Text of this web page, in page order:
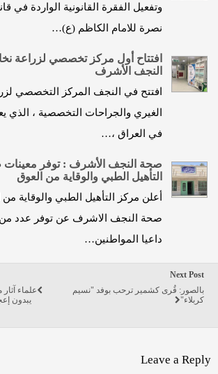
وتفعيل الفقرة القانونية الواردة في
نصرة للامام الكاظم (ع)…
افتتاح أول مركز تخصصي لزراعة
النجف الأشرف
افتتح في النجف المركز التخصصي
الغيري والجراحات التخصصية ، الذي
في العراق ،…
صحة النجف الأشرف : توفر معينات
التأهيل الطبي والوقاية من العوق
أعلن مركز التأهيل الطبي والوقاية
صحة النجف الاشرف عن توفر عدد من
داعيا المواطنين…
علماء آثار
يبدون
Next Post
بالصور: قُرى كشمير ترحب بوفد "نسيم
كربلاء"
Leave a Reply